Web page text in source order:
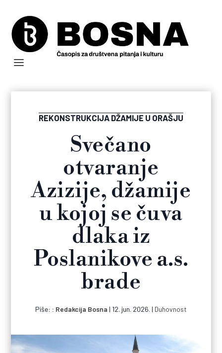
REKONSTRUKCIJA DŽAMIJE U ORAŠJU
Svečano
otvaranje
Azizije, džamije
u kojoj se čuva
dlaka iz
Poslanikove a.s.
brade
Piše: Redakcija Bosna | 12. jun. 2026. | Duhovnost